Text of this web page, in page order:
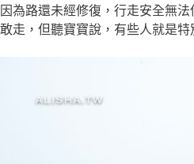
因為路還未經修復，行走安全無
敢走，但聽寶寶說，有些人就是特